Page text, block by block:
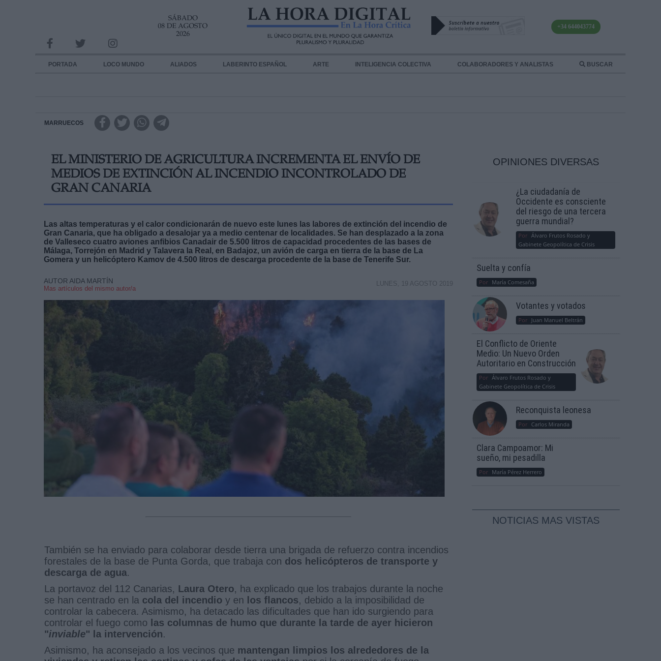
SÁBADO
08 DE AGOSTO
2026
+34 644043774
PORTADA LOCO MUNDO ALIADOS LABERINTO ESPAÑOL ARTE INTELIGENCIA COLECTIVA COLABORADORES Y ANALISTAS BUSCAR
MARRUECOS
EL MINISTERIO DE AGRICULTURA INCREMENTA EL ENVÍO DE
MEDIOS DE EXTINCIÓN AL INCENDIO INCONTROLADO DE
GRAN CANARIA
Las altas temperaturas y el calor condicionarán de nuevo este lunes las labores de extinción del incendio de
Gran Canaria, que ha obligado a desalojar ya a medio centenar de localidades. Se han desplazado a la zona
de Valleseco cuatro aviones anfibios Canadair de 5.500 litros de capacidad procedentes de las bases de
Málaga, Torrejón en Madrid y Talavera la Real, en Badajoz, un avión de carga en tierra de la base de La
Gomera y un helicóptero Kamov de 4.500 litros de descarga procedente de la base de Tenerife Sur.
AUTOR AIDA MARTÍN
Mas artículos del mismo autor/a
LUNES, 19 AGOSTO 2019
También se ha enviado para colaborar desde tierra una brigada de refuerzo contra incendios
forestales de la base de Punta Gorda, que trabaja con dos helicópteros de transporte y
descarga de agua.
La portavoz del 112 Canarias, Laura Otero, ha explicado que los trabajos durante la noche
se han centrado en la cola del incendio y en los flancos, debido a la imposibilidad de
controlar la cabecera. Asimismo, ha detacado las dificultades que han ido surgiendo para
controlar el fuego como las columnas de humo que durante la tarde de ayer hicieron
"inviable" la intervención.
Asimismo, ha aconsejado a los vecinos que mantengan limpios los alrededores de la
OPINIONES DIVERSAS
¿La ciudadanía de
Occidente es consciente
del riesgo de una tercera
guerra mundial?
Por Álvaro Frutos Rosado y
Gabinete Geopolítica de Crisis
Suelta y confía
Por María Comesaña
Votantes y votados
Por Juan Manuel Beltrán
El Conflicto de Oriente
Medio: Un Nuevo Orden
Autoritario en Construcción
Por Álvaro Frutos Rosado y
Gabinete Geopolítica de Crisis
Reconquista leonesa
Por Carlos Miranda
Clara Campoamor: Mi
sueño, mi pesadilla
Por María Pérez Herrero
NOTICIAS MAS VISTAS
INFORMACION SOBRE LA PROTECCIÓN DE TUS DATOS
Responsable:
Destinatarios:
link
Información adicional
link